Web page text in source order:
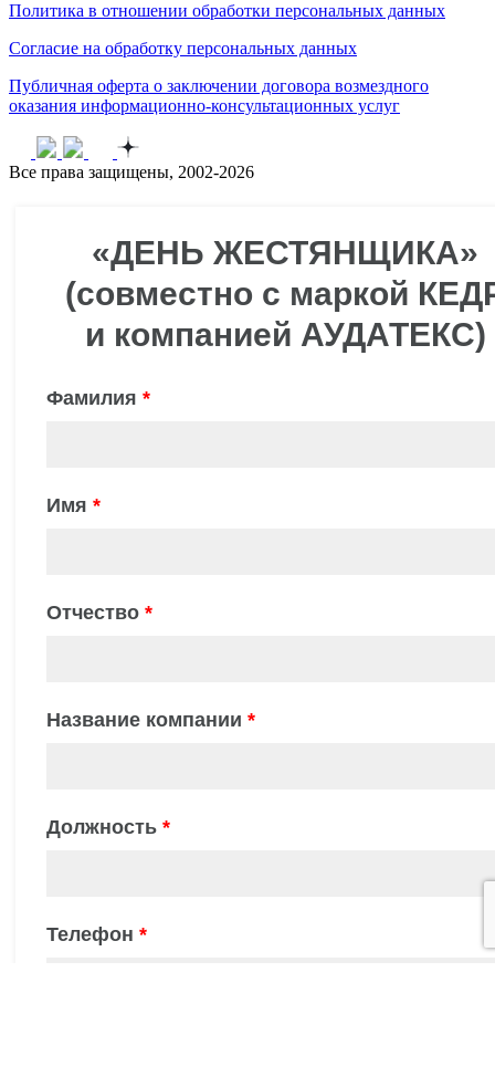
Политика в отношении обработки персональных данных
Согласие на обработку персональных данных
Публичная оферта о заключении договора возмездного
оказания информационно-консультационных услуг
Все права защищены, 2002-2026